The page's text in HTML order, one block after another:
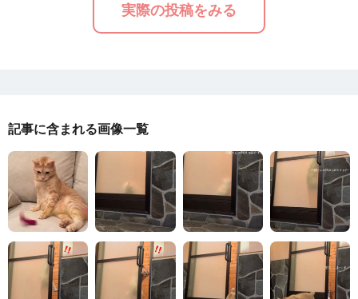
実際の投稿をみる
記事に含まれる画像一覧